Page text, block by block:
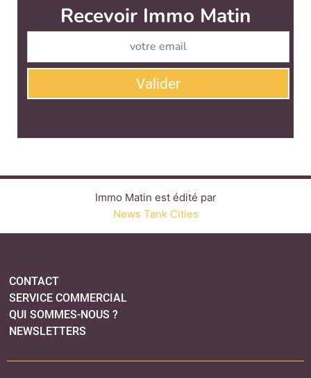
Immo Matin est édité par
QUI SOMMES-NOUS ?
LINKEDINTWITTERFACEBOOK
YOUTUBE
MENTIONS LÉGALES
POLITIQUE DE CONFIDENTIALITÉ
COOKIES